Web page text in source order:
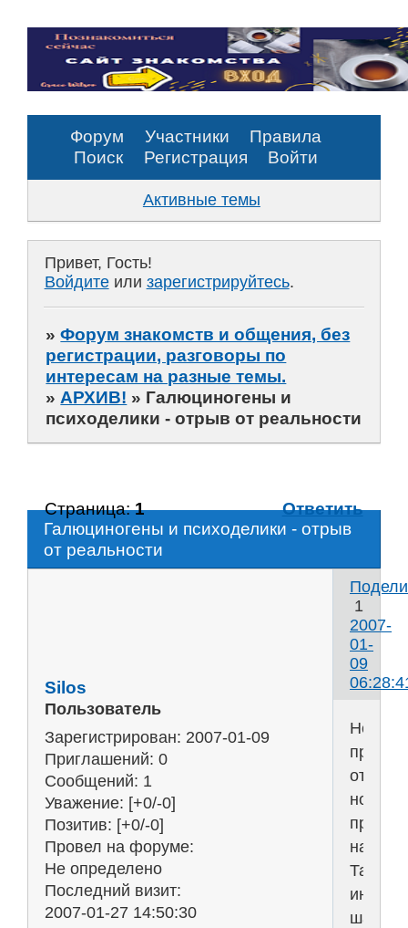
Форум Участники
Правила
Поиск
Регистрация Войти
Активные темы
Привет, Гость!
Войдитеили зарегистрируйтесь.
»Форум знакомств и общения, без
регистрации, разговоры по
интересам на разные темы.
» АРХИВ! » Галюциногены и
психоделики - отрыв от реальности
Галюциногены и психоделики - отрыв
от реальности
Страница:1 Ответить
1
2007-
01-
09
Silos
Пользователь
Зарегистрирован: 2007-01-09
Приглашений: 0
Сообщений: 1
Уважение: [+0/-0]
Позитив: [+0/-0]
Провел на форуме:
Не определено
Последний визит:
2007-01-27 14:50:30
Не
прочь
но
против
Тайны